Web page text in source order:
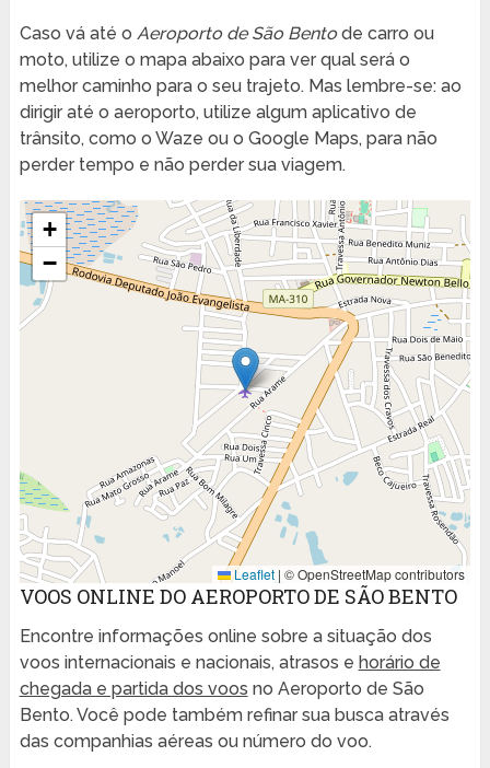
Caso vá até o Aeroporto de São Bentode carro ou
moto, utilize o mapa abaixo para ver qual será o
melhor caminho para o seu trajeto. Mas lembre-se: ao
dirigir até o aeroporto, utilize algum aplicativo de
trânsito, como o Waze ou o Google Maps, para não
perder tempo e não perder sua viagem.
+
−
Leaflet | © OpenStreetMap contributors
VOOS ONLINE DO AEROPORTO DE SÃO BENTO
Encontre informações online sobre a situação dos
voos internacionais e nacionais, atrasos e horário de
chegada e partida dos voos no Aeroporto de São
Bento. Você pode também refinar sua busca através
das companhias aéreas ou número do voo.